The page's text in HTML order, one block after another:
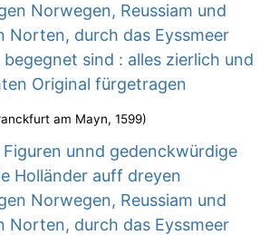
Norwegen, Reussiam und
Norten, durch das Eyssmeer
sind : alles zierlich und
Original fürgetragen
am Mayn, 1599)
unnd gedenckwürdige
Holländer auff dreyen
Norwegen, Reussiam und
Norten, durch das Eyssmeer